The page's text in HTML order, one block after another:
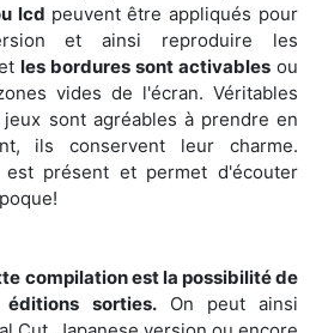
lcd peuvent être appliqués pour
et ainsi reproduire les
les bordures sont activables ou
vides de l'écran. Véritables
sont agréables à prendre en
ils conservent leur charme.
présent et permet d'écouter
compilation est la possibilité de
sorties.On peut ainsi